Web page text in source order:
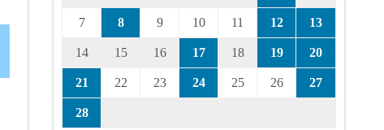
7 8 9 10 11 12 13
14 15 16 17 18 19 20
21 22 23 24 25 26 27
28